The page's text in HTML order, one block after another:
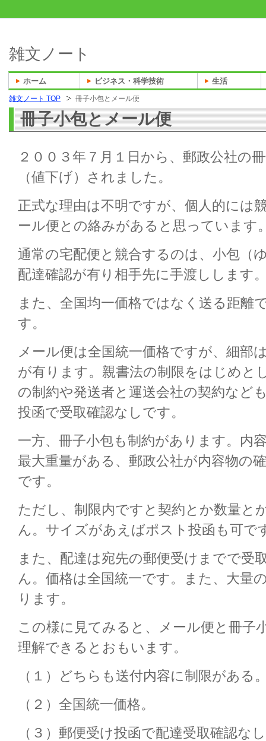
雑文ノート TOP 冊子小包とメール便
冊子小包とメール便
２００３年７月１日から、郵政公社の
（値下げ）されました。
正式な理由は不明ですが、個人的には
ール便との絡みがあると思っています
通常の宅配便と競合するのは、小包（
配達確認が有り相手先に手渡しします
また、全国均一価格ではなく送る距離
す。
メール便は全国統一価格ですが、細部
が有ります。親書法の制限をはじめと
の制約や発送者と運送会社の契約など
投函で受取確認なしです。
一方、冊子小包も制約があります。内
最大重量がある、郵政公社が内容物の
です。
ただし、制限内ですと契約とか数量と
ん。サイズがあえばポスト投函も可で
また、配達は宛先の郵便受けまでで受
ん。価格は全国統一です。また、大量
ります。
この様に見てみると、メール便と冊子
理解できるとおもいます。
（１）どちらも送付内容に制限がある
（２）全国統一価格。
（３）郵便受け投函で配達受取確認な
雑文ノート
ホーム ビジネス・科学技術 生活